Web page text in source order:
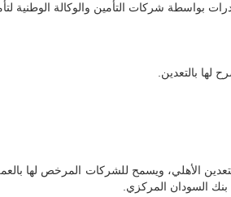
بواسطة شركات التأمين والوكالة الوطنية
لها بالتعدين.
الأهلي، ويسمح للشركات المرخص لها
السودان المركزي.